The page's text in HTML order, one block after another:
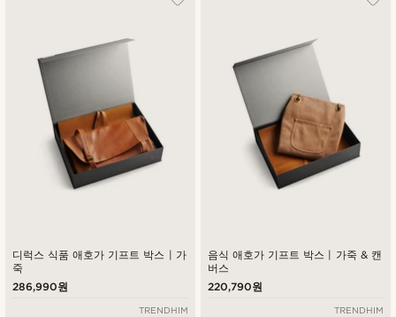
디럭스 식품 애호가 기프트 박스 | 가
죽
286,990원
TRENDHIM
음식 애호가 기프트 박스 | 가죽 & 캔
버스
220,790원
TRENDHIM